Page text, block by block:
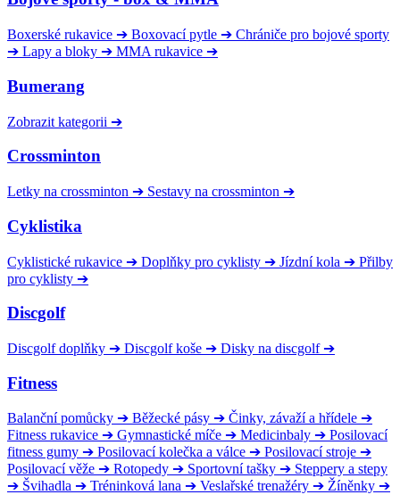
Boxerské rukavice ➔ Boxovací pytle ➔ Chrániče pro bojové sporty
➔ Lapy a bloky ➔ MMA rukavice ➔
Bumerang
Zobrazit kategorii ➔
Crossminton
Letky na crossminton ➔ Sestavy na crossminton ➔
Cyklistika
Cyklistické rukavice ➔ Doplňky pro cyklisty ➔ Jízdní kola ➔ Přilby
pro cyklisty ➔
Discgolf
Discgolf doplňky ➔ Discgolf koše ➔ Disky na discgolf ➔
Fitness
Balanční pomůcky ➔ Běžecké pásy ➔ Činky, závaží a hřídele ➔
Fitness rukavice ➔ Gymnastické míče ➔ Medicinbaly ➔ Posilovací
fitness gumy ➔ Posilovací kolečka a válce ➔ Posilovací stroje ➔
Posilovací věže ➔ Rotopedy ➔ Sportovní tašky ➔ Steppery a stepy
➔ Švihadla ➔ Tréninková lana ➔ Veslařské trenažéry ➔ Žíněnky ➔